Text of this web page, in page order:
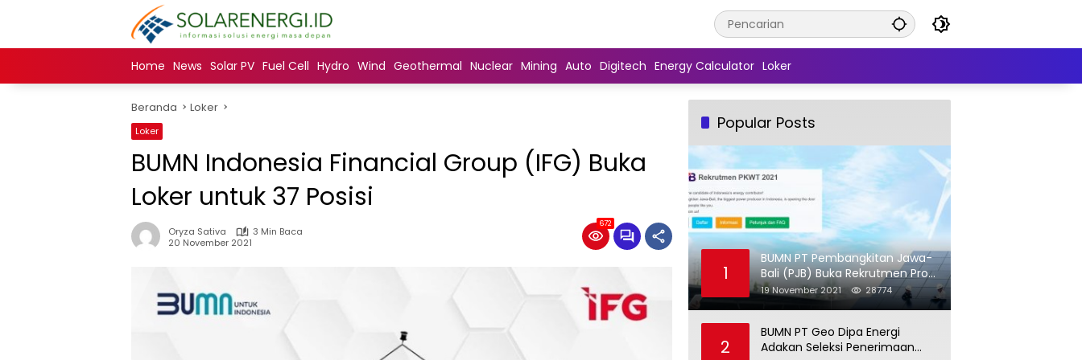
Home News Solar PV Fuel Cell Hydro Wind Geothermal Nuclear Mining Auto Digitech Energy Calculator Loker
Beranda Loker
Loker
BUMN Indonesia Financial Group (IFG) Buka
Loker untuk 37 Posisi
Oryza Sativa
3 Min Baca
20 November 2021
672
Popular Posts
1
BUMN PT Pembangkitan Jawa-
Bali (PJB) Buka Rekrutmen Pro
Hire (PKWT)
19 November 2021 28774
2
BUMN PT Geo Dipa Energi
Adakan Seleksi Penerimaan